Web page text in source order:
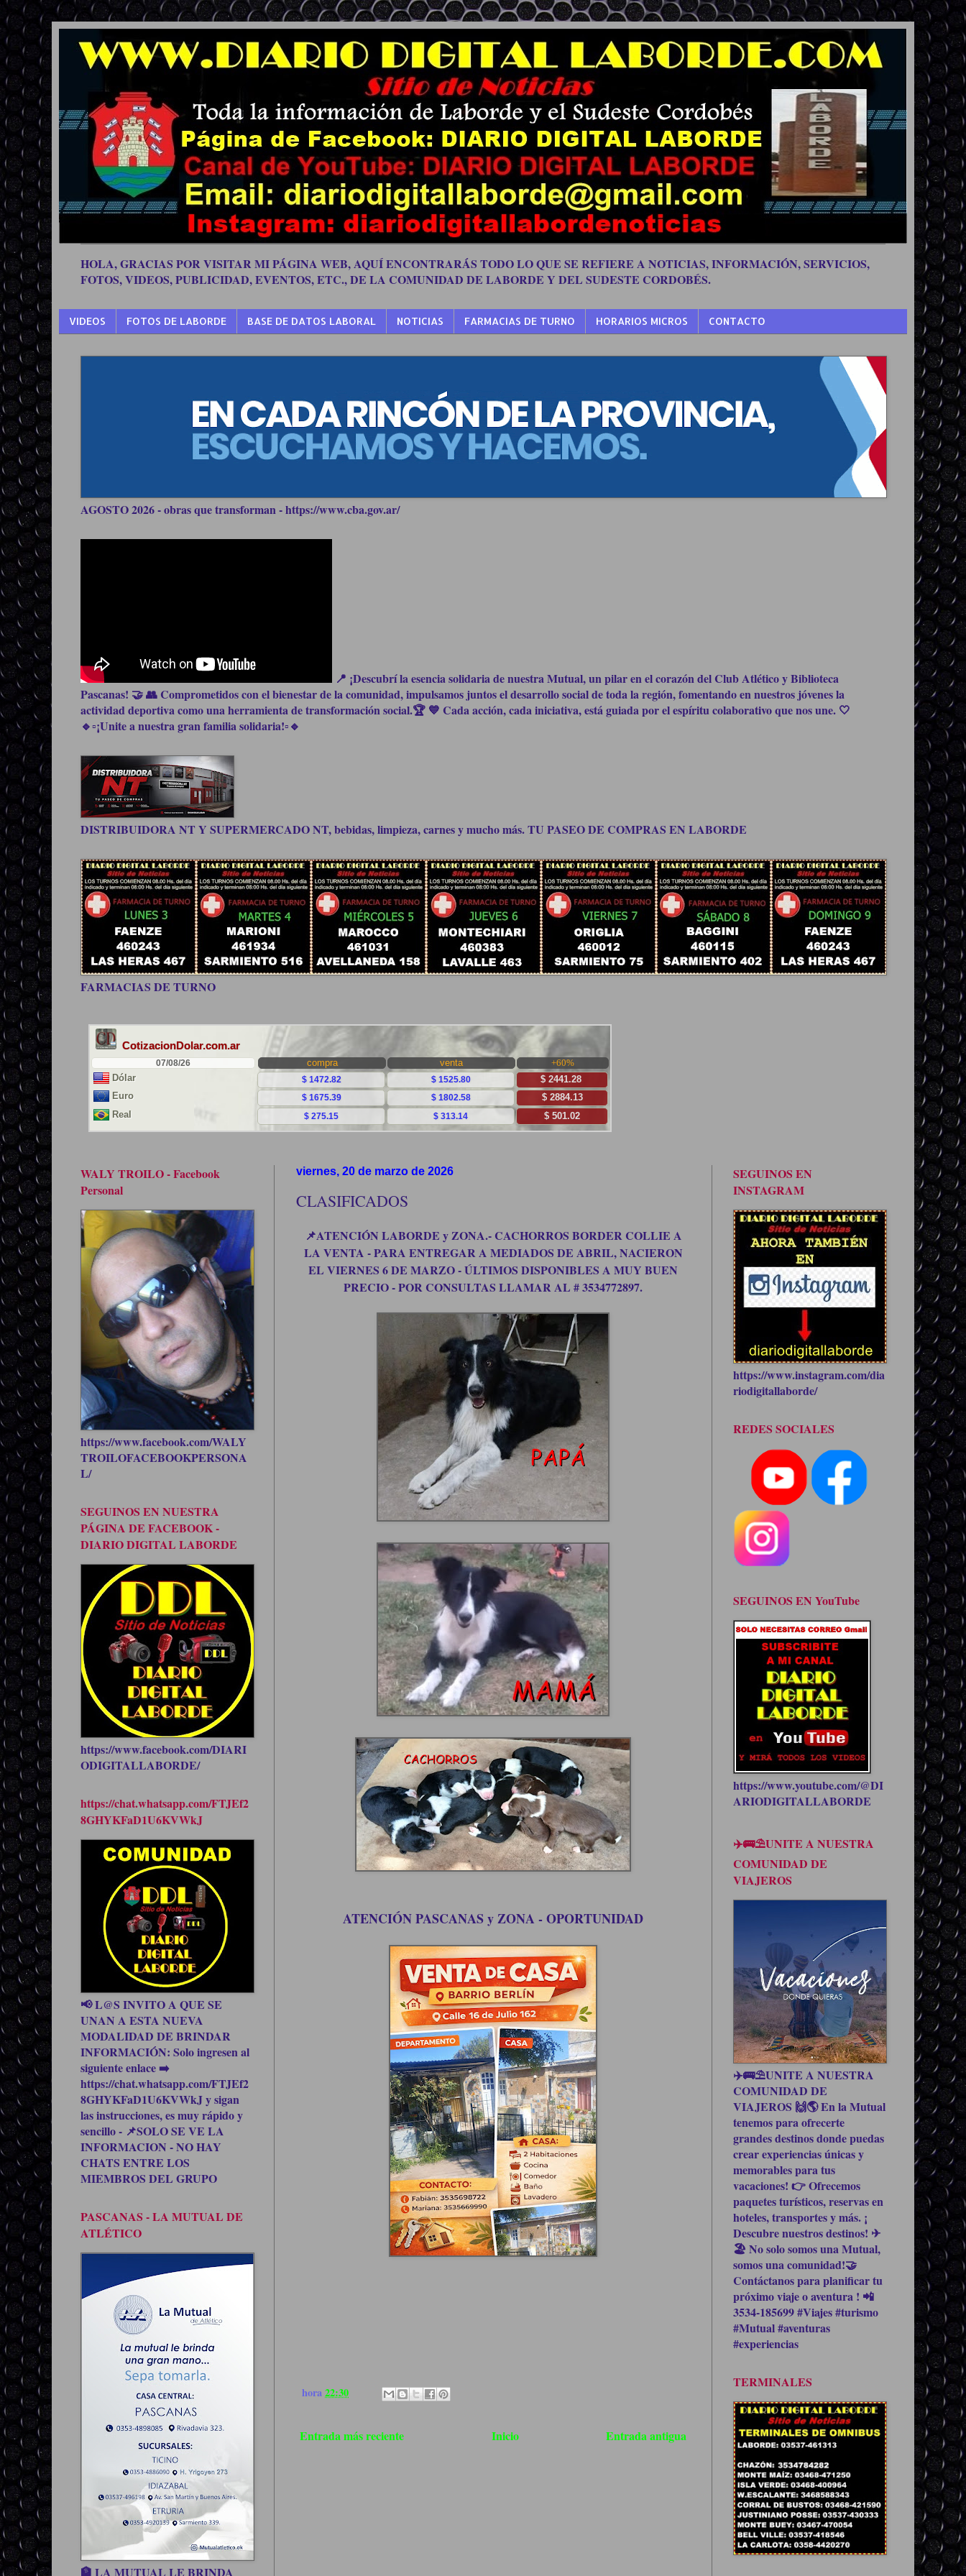
HOLA, GRACIAS POR VISITAR MI PÁGINA WEB, AQUÍ ENCONTRARÁS TODO LO QUE SE REFIERE A NOTICIAS, INFORMACIÓN, SERVICIOS,
FOTOS, VIDEOS, PUBLICIDAD, EVENTOS, ETC., DE LA COMUNIDAD DE LABORDE Y DEL SUDESTE CORDOBÉS.
VIDEOS FOTOS DE LABORDE BASE DE DATOS LABORAL NOTICIAS FARMACIAS DE TURNO HORARIOS MICROS CONTACTO
AGOSTO 2026 - obras que transforman - https://www.cba.gov.ar/
📍 ¡Descubrí la esencia solidaria de nuestra Mutual, un pilar en el corazón del Club Atlético y Biblioteca
Pascanas! 🤝 👥 Comprometidos con el bienestar de la comunidad, impulsamos juntos el desarrollo social de toda la región, fomentando en nuestros jóvenes la
actividad deportiva como una herramienta de transformación social.🏆 💙 Cada acción, cada iniciativa, está guiada por el espíritu colaborativo que nos une. 🤍
🔹▫️¡Unite a nuestra gran familia solidaria!▫️🔹
DISTRIBUIDORA NT Y SUPERMERCADO NT, bebidas, limpieza, carnes y mucho más. TU PASEO DE COMPRAS EN LABORDE
FARMACIAS DE TURNO
viernes, 20 de marzo de 2026
CLASIFICADOS
📌ATENCIÓN LABORDE y ZONA.- CACHORROS BORDER COLLIE A
LA VENTA - PARA ENTREGAR A MEDIADOS DE ABRIL, NACIERON
EL VIERNES 6 DE MARZO - ÚLTIMOS DISPONIBLES A MUY BUEN
PRECIO - POR CONSULTAS LLAMAR AL # 3534772897.
ATENCIÓN PASCANAS y ZONA - OPORTUNIDAD
hora22:30
Entrada más reciente Entrada antigua
Inicio
WALY TROILO - Facebook
Personal
https://www.facebook.com/WALY
TROILOFACEBOOKPERSONA
L/
SEGUINOS EN NUESTRA
PÁGINA DE FACEBOOK -
DIARIO DIGITAL LABORDE
https://www.facebook.com/DIARI
ODIGITALLABORDE/
https://chat.whatsapp.com/FTJEf2
8GHYKFaD1U6KVWkJ
📢 L@S INVITO A QUE SE
UNAN A ESTA NUEVA
MODALIDAD DE BRINDAR
INFORMACIÓN: Solo ingresen al
siguiente enlace ➡️
https://chat.whatsapp.com/FTJEf2
8GHYKFaD1U6KVWkJ y sigan
las instrucciones, es muy rápido y
sencillo - 📌SOLO SE VE LA
INFORMACION - NO HAY
CHATS ENTRE LOS
MIEMBROS DEL GRUPO
PASCANAS - LA MUTUAL DE
ATLÉTICO
🏦 LA MUTUAL LE BRINDA
SEGUINOS EN
INSTAGRAM
https://www.instagram.com/dia
riodigitallaborde/
REDES SOCIALES
SEGUINOS EN YouTube
https://www.youtube.com/@DI
ARIODIGITALLABORDE
✈️🚌⛱UNITE A NUESTRA
COMUNIDAD DE
VIAJEROS
✈️🚌⛱UNITE A NUESTRA
COMUNIDAD DE
VIAJEROS 🙌🌎 En la Mutual
tenemos para ofrecerte
grandes destinos donde puedas
crear experiencias únicas y
memorables para tus
vacaciones! 👉 Ofrecemos
paquetes turísticos, reservas en
hoteles, transportes y más. ¡
Descubre nuestros destinos! ✈
🏖 No solo somos una Mutual,
somos una comunidad!🤝
Contáctanos para planificar tu
próximo viaje o aventura ! 📲
3534-185699 #Viajes #turismo
#Mutual #aventuras
#experiencias
TERMINALES